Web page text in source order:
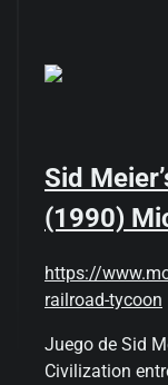
Sid
(1990)
https://
railroad-tycoon
Juego de Sid
Civilization